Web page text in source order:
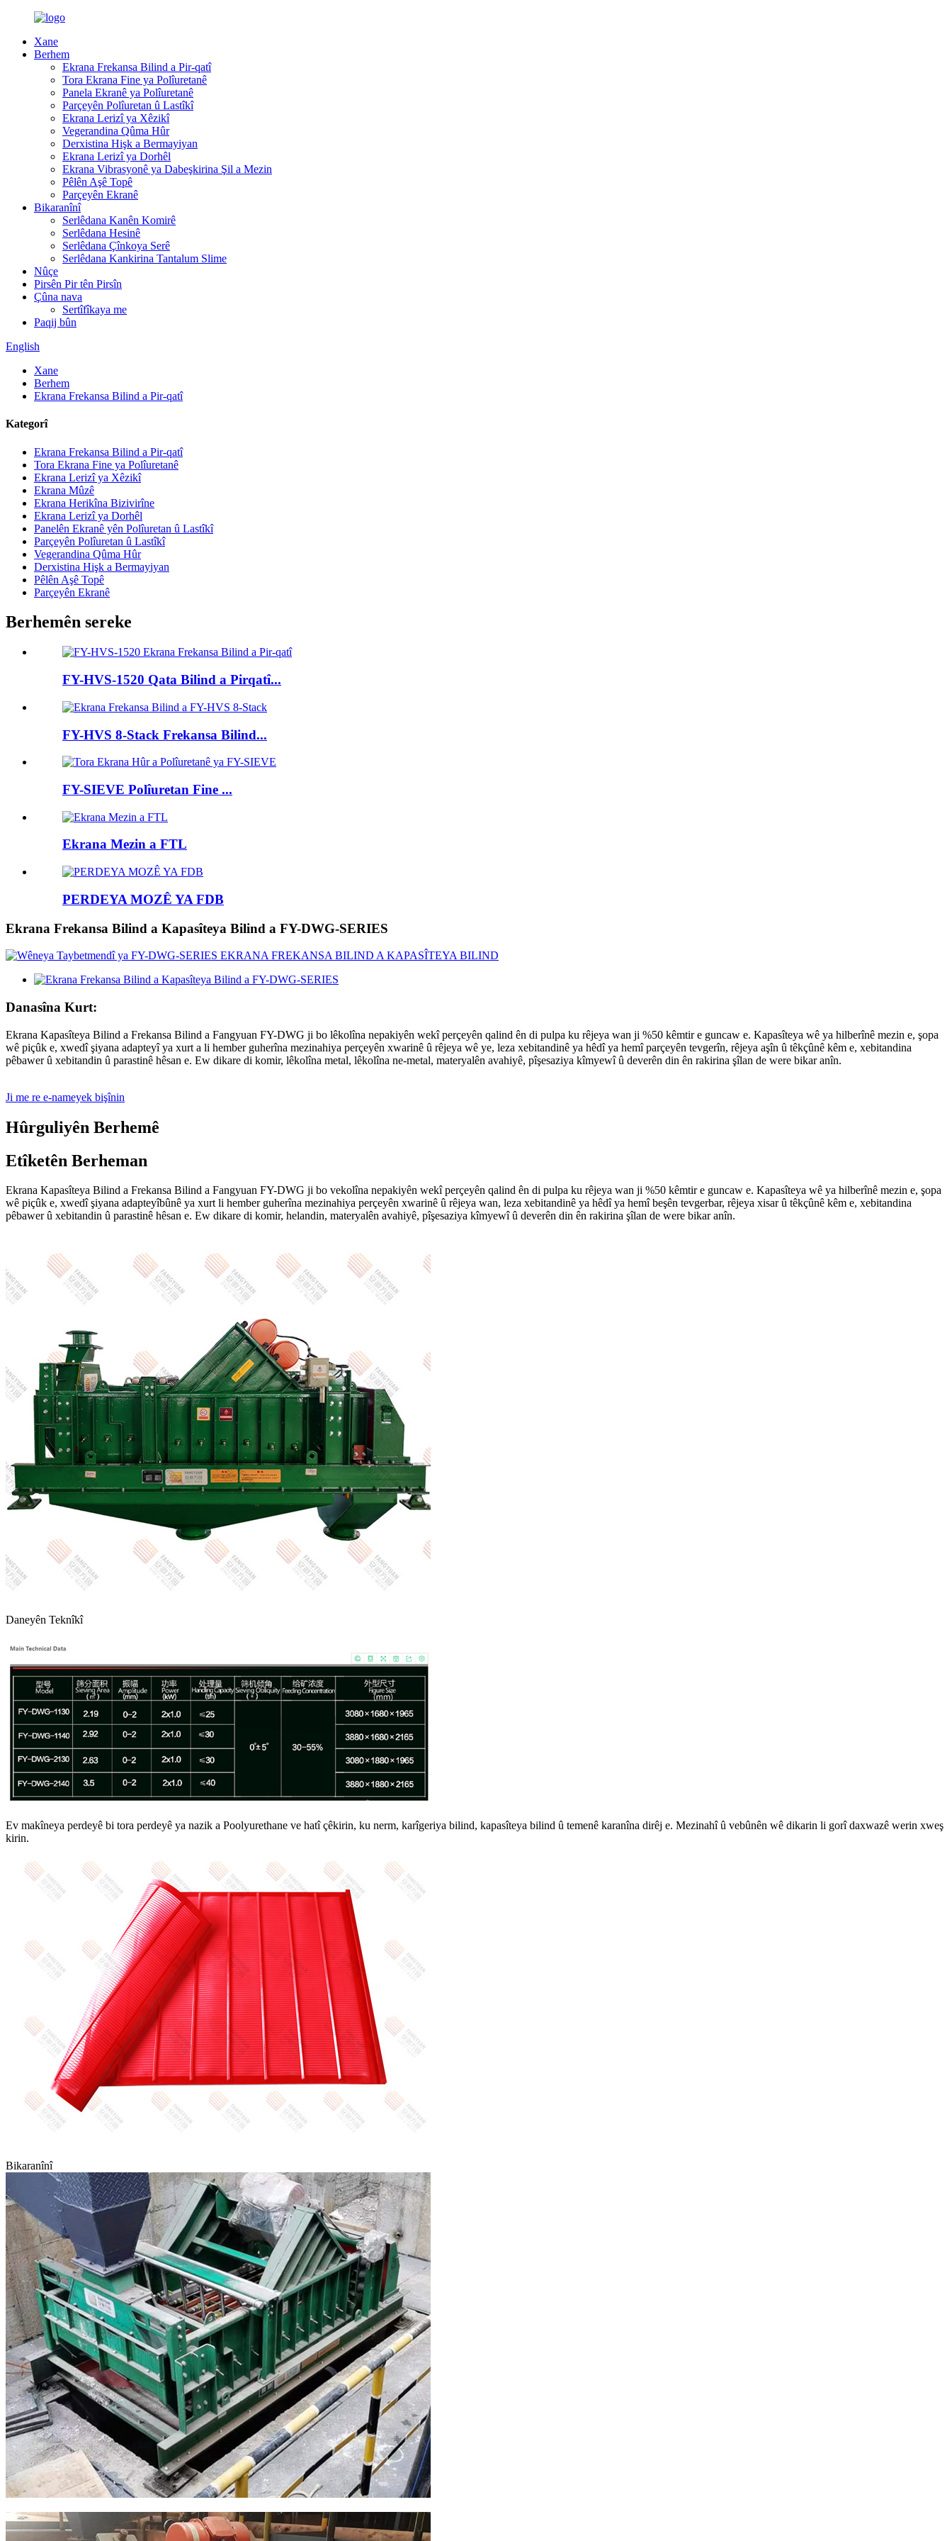
Xane
Berhem
Ekrana Frekansa Bilind a Pir-qatî
Tora Ekrana Fine ya Polîuretanê
Panela Ekranê ya Polîuretanê
Parçeyên Polîuretan û Lastîkî
Ekrana Lerizî ya Xêzikî
Vegerandina Qûma Hûr
Derxistina Hişk a Bermayiyan
Ekrana Lerizî ya Dorhêl
Ekrana Vibrasyonê ya Dabeşkirina Şil a Mezin
Pêlên Aşê Topê
Parçeyên Ekranê
Bikaranînî
Serlêdana Kanên Komirê
Serlêdana Hesinê
Serlêdana Çînkoya Serê
Serlêdana Kankirina Tantalum Slime
Nûçe
Pirsên Pir tên Pirsîn
Çûna nava
Sertîfîkaya me
Paqij bûn
English
Xane
Berhem
Ekrana Frekansa Bilind a Pir-qatî
Kategorî
Ekrana Frekansa Bilind a Pir-qatî
Tora Ekrana Fine ya Polîuretanê
Ekrana Lerizî ya Xêzikî
Ekrana Mûzê
Ekrana Herikîna Bizivirîne
Ekrana Lerizî ya Dorhêl
Panelên Ekranê yên Polîuretan û Lastîkî
Parçeyên Polîuretan û Lastîkî
Vegerandina Qûma Hûr
Derxistina Hişk a Bermayiyan
Pêlên Aşê Topê
Parçeyên Ekranê
Berhemên sereke
FY-HVS-1520 Qata Bilind a Pirqatî...
FY-HVS 8-Stack Frekansa Bilind...
FY-SIEVE Polîuretan Fine ...
Ekrana Mezin a FTL
PERDEYA MOZÊ YA FDB
Ekrana Frekansa Bilind a Kapasîteya Bilind a FY-DWG-SERIES
Danasîna Kurt:
Ekrana Kapasîteya Bilind a Frekansa Bilind a Fangyuan FY-DWG ji bo lêkolîna nepakiyên wekî perçeyên qalind ên di pulpa ku rêjeya wan ji %50 kêmtir e guncaw e. Kapasîteya wê ya hilberînê mezin e, şopa
wê piçûk e, xwedî şiyana adapteyî ya xurt a li hember guherîna mezinahiya perçeyên xwarinê û rêjeya wê ye, leza xebitandinê ya hêdî ya hemî parçeyên tevgerîn, rêjeya aşîn û têkçûnê kêm e, xebitandina
pêbawer û xebitandin û parastinê hêsan e. Ew dikare di komir, lêkolîna metal, lêkolîna ne-metal, materyalên avahiyê, pîşesaziya kîmyewî û deverên din ên rakirina şîlan de were bikar anîn.
Ji me re e-nameyek bişînin
Hûrguliyên Berhemê
Etîketên Berheman
Ekrana Kapasîteya Bilind a Frekansa Bilind a Fangyuan FY-DWG ji bo vekolîna nepakiyên wekî perçeyên qalind ên di pulpa ku rêjeya wan ji %50 kêmtir e guncaw e. Kapasîteya wê ya hilberînê mezin e, şopa
wê piçûk e, xwedî şiyana adapteyîbûnê ya xurt li hember guherîna mezinahiya perçeyên xwarinê û rêjeya wan, leza xebitandinê ya hêdî ya hemî beşên tevgerbar, rêjeya xisar û têkçûnê kêm e, xebitandina
pêbawer û xebitandin û parastinê hêsan e. Ew dikare di komir, helandin, materyalên avahiyê, pîşesaziya kîmyewî û deverên din ên rakirina şîlan de were bikar anîn.
Daneyên Teknîkî
Ev makîneya perdeyê bi tora perdeyê ya nazik a Poolyurethane ve hatî çêkirin, ku nerm, karîgeriya bilind, kapasîteya bilind û temenê karanîna dirêj e. Mezinahî û vebûnên wê dikarin li gorî daxwazê ​​​​werin xweş
kirin.
Bikaranînî